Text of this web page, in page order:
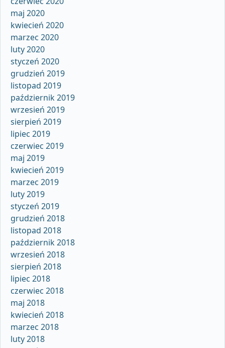
maj 2020
kwiecień 2020
marzec 2020
luty 2020
styczeń 2020
grudzień 2019
listopad 2019
październik 2019
wrzesień 2019
sierpień 2019
lipiec 2019
czerwiec 2019
maj 2019
kwiecień 2019
marzec 2019
luty 2019
styczeń 2019
grudzień 2018
listopad 2018
październik 2018
wrzesień 2018
sierpień 2018
lipiec 2018
czerwiec 2018
maj 2018
kwiecień 2018
marzec 2018
luty 2018